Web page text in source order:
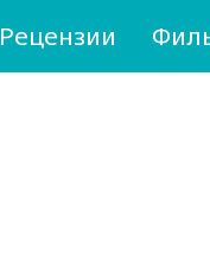
Рецензии